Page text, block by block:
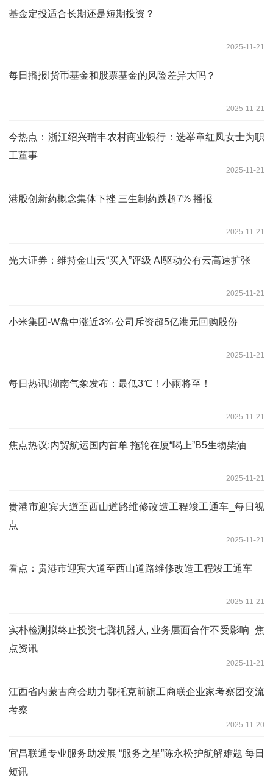
基金定投适合长期还是短期投资？
2025-11-21
每日播报!货币基金和股票基金的风险差异大吗？
2025-11-21
今热点：浙江绍兴瑞丰农村商业银行：选举章红凤女士为职
工董事
2025-11-21
港股创新药概念集体下挫 三生制药跌超7% 播报
2025-11-21
光大证券：维持金山云“买入”评级 AI驱动公有云高速扩张
2025-11-21
小米集团-W盘中涨近3% 公司斥资超5亿港元回购股份
2025-11-21
每日热讯!湖南气象发布：最低3℃！小雨将至！
2025-11-21
焦点热议:内贸航运国内首单 拖轮在厦“喝上”B5生物柴油
2025-11-21
贵港市迎宾大道至西山道路维修改造工程竣工通车_每日视
点
2025-11-21
看点：贵港市迎宾大道至西山道路维修改造工程竣工通车
2025-11-21
实朴检测拟终止投资七腾机器人, 业务层面合作不受影响_焦
点资讯
2025-11-21
江西省内蒙古商会助力鄂托克前旗工商联企业家考察团交流
考察
2025-11-20
宜昌联通专业服务助发展 “服务之星”陈永松护航解难题 每日
短讯